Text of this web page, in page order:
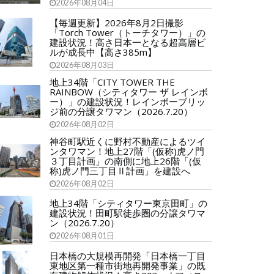
2026年08月04日
【毎週更新】2026年8月2日撮影
「Torch Tower（トーチタワー）」の
建設状況！高さ日本一となる超高層ビ
ルが成長中【高さ385m】
2026年08月03日
地上34階「CITY TOWER THE
RAINBOW（シティタワー ザ レインボ
ー）」の建設状況！レインボーブリッ
ジ前の分譲タワマン（2026.7.20）
2026年08月02日
神谷町駅近くに野村不動産によるツイ
ンタワマン！地上27階「(仮称)虎ノ門
３丁目計画」の南側に地上26階「(仮
称)虎ノ門三丁目Ⅱ計画」を建設へ
2026年08月02日
地上34階「シティタワー東京田町」の
建設状況！田町駅徒歩圏の分譲タワマ
ン（2026.7.20）
2026年08月01日
日本橋の大規模再開発「日本橋一丁目
東地区第一種市街地再開発事業」の既